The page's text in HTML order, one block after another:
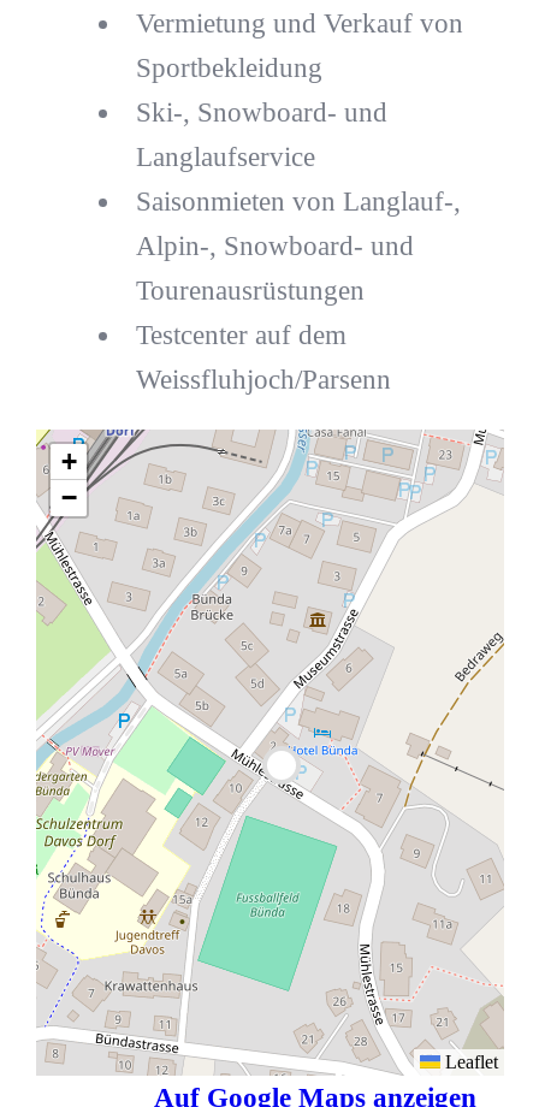
Vermietung und Verkauf von
Sportbekleidung
Ski-, Snowboard- und
Langlaufservice
Saisonmieten von Langlauf-,
Alpin-, Snowboard- und
Tourenausrüstungen
Testcenter auf dem
Weissfluhjoch/Parsenn
+
−
Leaflet
Auf Google Maps anzeigen